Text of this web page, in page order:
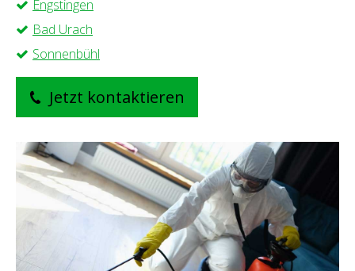
Engstingen
Bad Urach
Sonnenbühl
Jetzt kontaktieren